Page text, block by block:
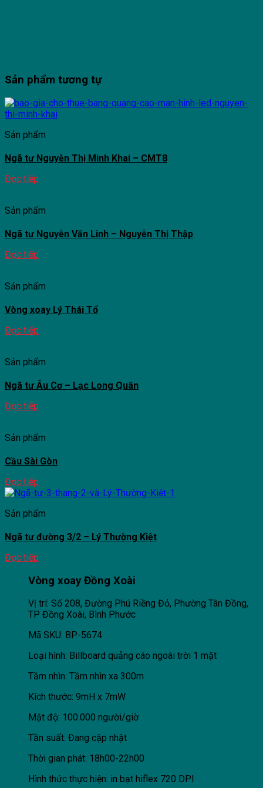
Sản phẩm tương tự
Sản phẩm
Ngã tư Nguyễn Thị Minh Khai – CMT8
Đọc tiếp
Sản phẩm
Ngã tư Nguyễn Văn Linh – Nguyễn Thị Thập
Đọc tiếp
Sản phẩm
Vòng xoay Lý Thái Tổ
Đọc tiếp
Sản phẩm
Ngã tư Âu Cơ – Lạc Long Quân
Đọc tiếp
Sản phẩm
Cầu Sài Gòn
Đọc tiếp
Sản phẩm
Ngã tư đường 3/2 – Lý Thường Kiệt
Đọc tiếp
Vòng xoay Đồng Xoài
Vị trí: Số 208, Đường Phú Riềng Đỏ, Phường Tân Đồng,
TP Đồng Xoài, Bình Phước
Mã SKU: BP-5674
Loại hình: Billboard quảng cáo ngoài trời 1 mặt
Tầm nhìn: Tầm nhìn xa 300m
Kích thước: 9mH x 7mW
Mật độ: 100.000 người/giờ
Tần suất: Đang cập nhật
Thời gian phát: 18h00-22h00
Hình thức thực hiện: in bạt hiflex 720 DPI